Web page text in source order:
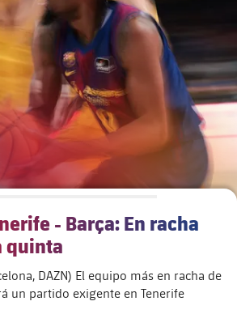
- Barça: En racha
quinta
DAZN) El equipo más en racha de
un partido exigente en Tenerife